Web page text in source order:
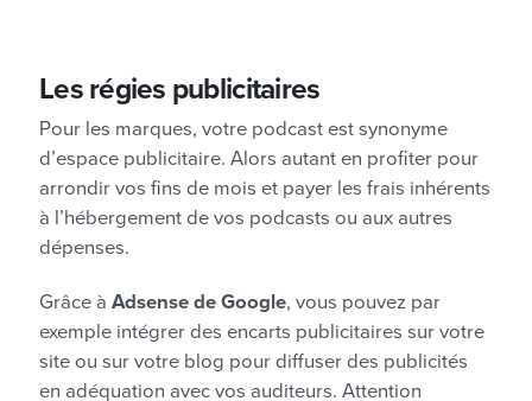
Les régies publicitaires
Pour les marques, votre podcast est synonyme
d’espace publicitaire. Alors autant en profiter pour
arrondir vos fins de mois et payer les frais inhérents
à l’hébergement de vos podcasts ou aux autres
dépenses.
Grâce à Adsense de Google, vous pouvez par
exemple intégrer des encarts publicitaires sur votre
site ou sur votre blog pour diffuser des publicités
en adéquation avec vos auditeurs. Attention